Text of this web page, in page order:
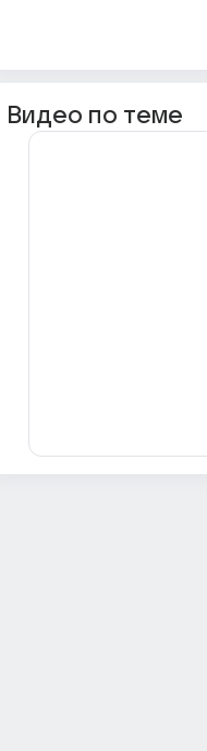
Видео по теме